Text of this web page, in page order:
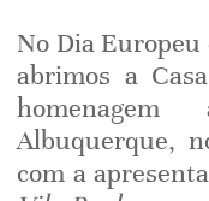
No Dia Europeu
abrimos a
Albuquerque,
com a